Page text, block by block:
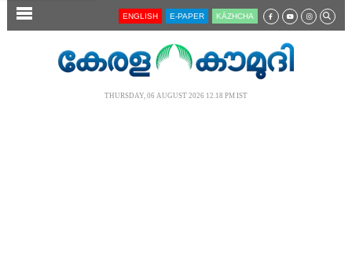
SECTIONS ENGLISH E-PAPER KĀZHCHA
THURSDAY, 06 AUGUST 2026 12.18 PM IST